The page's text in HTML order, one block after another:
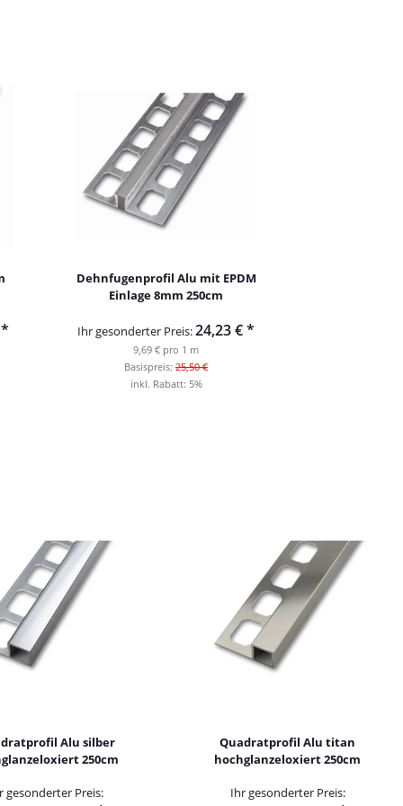
*
Dehnfugenprofil Alu mit EPDM
Einlage 8mm 250cm
Ihr gesonderter Preis:24,23 €*
9,69 € pro 1 m
Basispreis: 25,50 €
inkl. Rabatt: 5%
Alu silber
250cm
gesonderter Preis:
Quadratprofil Alu titan
hochglanzeloxiert 250cm
Ihr gesonderter Preis: